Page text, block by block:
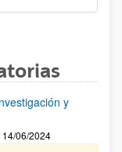
y
06/2024